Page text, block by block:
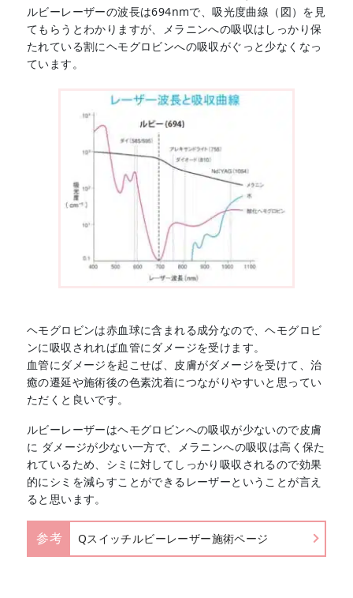
ルビーレーザーの波長は694nmで、吸光度曲線（図）を見
てもらうとわかりますが、メラニンへの吸収はしっかり保
たれている割にヘモグロビンへの吸収がぐっと少なくなっ
ています。
ヘモグロビンは赤血球に含まれる成分なので、ヘモグロビ
ンに吸収されれば血管にダメージを受けます。
血管にダメージを起こせば、皮膚がダメージを受けて、治
癒の遷延や施術後の色素沈着につながりやすいと思ってい
ただくと良いです。
ルビーレーザーはヘモグロビンへの吸収が少ないので皮膚
に ダメージが少ない一方で、メラニンへの吸収は高く保た
れているため、シミに対してしっかり吸収されるので効果
的にシミを減らすことができるレーザーということが言え
ると思います。
参考 Qスイッチルビーレーザー施術ページ